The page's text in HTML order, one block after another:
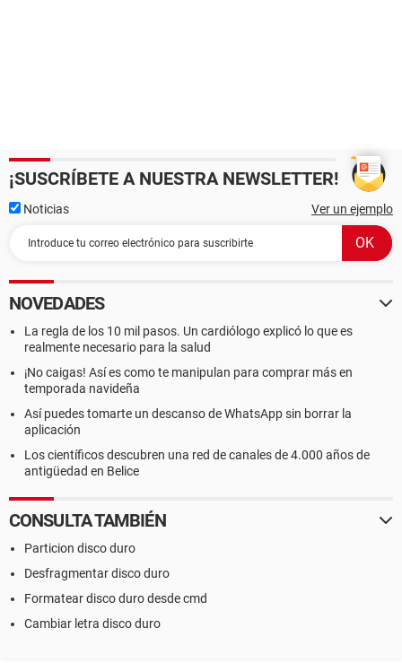
¡SUSCRÍBETE A NUESTRA NEWSLETTER!
Noticias Ver un ejemplo
NOVEDADES
La regla de los 10 mil pasos. Un cardiólogo explicó lo que es
realmente necesario para la salud
¡No caigas! Así es como te manipulan para comprar más en
temporada navideña
Así puedes tomarte un descanso de WhatsApp sin borrar la
aplicación
Los científicos descubren una red de canales de 4.000 años de
antigüedad en Belice
CONSULTA TAMBIÉN
Particion disco duro
Desfragmentar disco duro
Formatear disco duro desde cmd
Cambiar letra disco duro